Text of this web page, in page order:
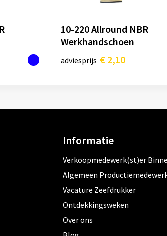
10-220 Allround NBR
Werkhandschoen
adviesprijs € 2,10
Informatie
Verkoopmedewerk(st)er
Algemeen
Vacature Zeefdrukker
Ontdekkingsweken
Over ons